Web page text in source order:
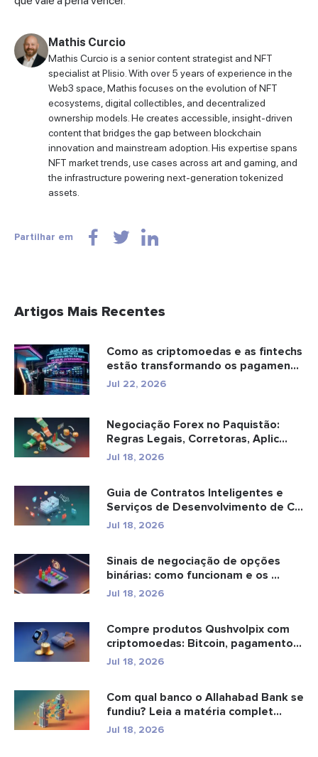
Mathis Curcio
Mathis Curcio is a senior content strategist and NFT
specialist at Plisio. With over 5 years of experience in the
Web3 space, Mathis focuses on the evolution of NFT
ecosystems, digital collectibles, and decentralized
ownership models. He creates accessible, insight-driven
content that bridges the gap between blockchain
innovation and mainstream adoption. His expertise spans
NFT market trends, use cases across art and gaming, and
the infrastructure powering next-generation tokenized
assets.
Partilhar em
Artigos Mais Recentes
Como as criptomoedas e as fintechs
estão transformando os pagamen...
Jul 22, 2026
Negociação Forex no Paquistão:
Regras Legais, Corretoras, Aplic...
Jul 18, 2026
Guia de Contratos Inteligentes e
Serviços de Desenvolvimento de C...
Jul 18, 2026
Sinais de negociação de opções
binárias: como funcionam e os ...
Jul 18, 2026
Compre produtos Qushvolpix com
criptomoedas: Bitcoin, pagamentos
e...
Jul 18, 2026
Com qual banco o Allahabad Bank se
fundiu? Leia a matéria complet...
Jul 18, 2026